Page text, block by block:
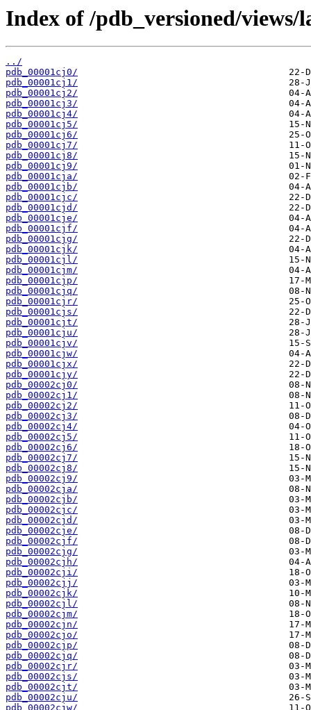
Index of /pdb_versioned/
../
pdb_00001cj0/
pdb_00001cj1/
pdb_00001cj2/
pdb_00001cj3/
pdb_00001cj4/
pdb_00001cj5/
pdb_00001cj6/
pdb_00001cj7/
pdb_00001cj8/
pdb_00001cj9/
pdb_00001cja/
pdb_00001cjb/
pdb_00001cjc/
pdb_00001cjd/
pdb_00001cje/
pdb_00001cjf/
pdb_00001cjg/
pdb_00001cjk/
pdb_00001cjl/
pdb_00001cjm/
pdb_00001cjp/
pdb_00001cjq/
pdb_00001cjr/
pdb_00001cjs/
pdb_00001cjt/
pdb_00001cju/
pdb_00001cjv/
pdb_00001cjw/
pdb_00001cjx/
pdb_00001cjy/
pdb_00002cj0/
pdb_00002cj1/
pdb_00002cj2/
pdb_00002cj3/
pdb_00002cj4/
pdb_00002cj5/
pdb_00002cj6/
pdb_00002cj7/
pdb_00002cj8/
pdb_00002cj9/
pdb_00002cja/
pdb_00002cjb/
pdb_00002cjc/
pdb_00002cjd/
pdb_00002cje/
pdb_00002cjf/
pdb_00002cjg/
pdb_00002cjh/
pdb_00002cji/
pdb_00002cjj/
pdb_00002cjk/
pdb_00002cjl/
pdb_00002cjm/
pdb_00002cjn/
pdb_00002cjo/
pdb_00002cjp/
pdb_00002cjq/
pdb_00002cjr/
pdb_00002cjs/
pdb_00002cjt/
pdb_00002cju/
pdb_00002cjw/